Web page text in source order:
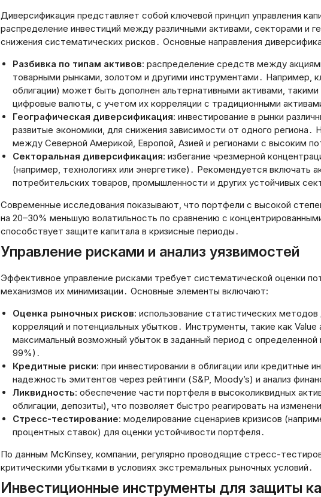
Диверсификация представляет собой ключевой принцип управления
распределение инвестиций между различными активами, секторами и
снижения систематических рисков․ Основные направления
Разбивка по типам активов: распределение средств между
товарными рынками, золотом и другими инструментами․ Например,
облигации) может быть дополнен альтернативными активами,
цифровые валюты, с учетом их корреляции с традиционными
Географическая диверсификация: инвестирование в рынки
развитые экономики, для снижения зависимости от одного региона․
между Северной Америкой, Европой, Азией и регионами с высоким
Секторальная диверсификация: избегание чрезмерной
(например, технологиях или энергетике)․ Рекомендуется включать
потребительских товаров, промышленности и других устойчивых
Современные исследования показывают, что портфели с высокой
на 20–30% меньшую волатильность по сравнению с
способствует защите капитала в кризисные периоды․
Управление рисками и анализ уязвимостей
Эффективное управление рисками требует систематической оценки
механизмов их минимизации․ Основные элементы включают:
Оценка рыночных рисков: использование статистических методов
корреляций и потенциальных убытков․ Инструменты, такие как
максимальный возможный убыток в заданный период с
99%)․
Кредитные риски: при инвестировании в облигации или кредитные
надежность эмитентов через рейтинги (S&P, Moody’s) и анализ
Ликвидность: обеспечение части портфеля в высоколиквидных
облигации, депозиты), что позволяет быстро реагировать на
Стресс-тестирование: моделирование сценариев кризисов
процентных ставок) для оценки устойчивости портфеля․
По данным McKinsey, компании, регулярно проводящие стресс-
критическими убытками в условиях экстремальных рыночных условий․
Инвестиционные инструменты для защиты
Хм, мне нужно
заголовок статьи,
пользователь
пользователь задал начало
статьи или другой текст на
сайте, и моя задача